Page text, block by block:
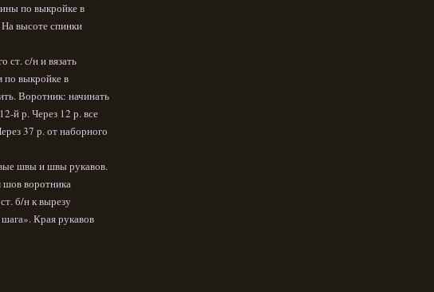
по выкройке в
высоте спинки
ст. с/н и вязать
по выкройке в
Воротник: начинать
й р. Через 12 р. все
37 р. от наборного
швы и швы рукавов.
шов воротника
б/н к вырезу
Края рукавов